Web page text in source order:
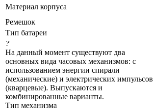
Материал корпуса
Ремешок
Тип батареи
?
На данный момент существуют два
основных вида часовых механизмов: с
использованием энергии спирали
(механические) и электрических импульсов
(кварцевые). Выпускаются и
комбинированные варианты.
Тип механизма